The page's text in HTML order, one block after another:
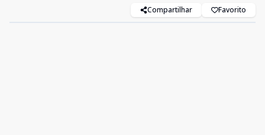
Compartilhar Favorito